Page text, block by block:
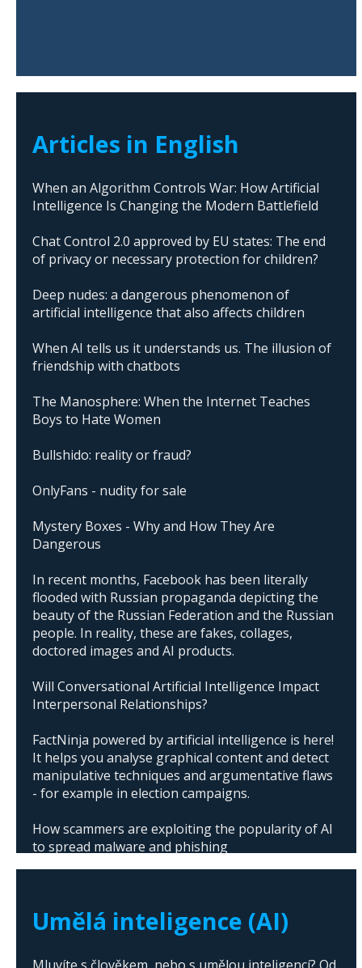
Articles in English
When an Algorithm Controls War: How Artificial
Intelligence Is Changing the Modern Battlefield
Chat Control 2.0 approved by EU states: The end
of privacy or necessary protection for children?
Deep nudes: a dangerous phenomenon of
artificial intelligence that also affects children
When AI tells us it understands us. The illusion of
friendship with chatbots
The Manosphere: When the Internet Teaches
Boys to Hate Women
Bullshido: reality or fraud?
OnlyFans - nudity for sale
Mystery Boxes - Why and How They Are
Dangerous
In recent months, Facebook has been literally
flooded with Russian propaganda depicting the
beauty of the Russian Federation and the Russian
people. In reality, these are fakes, collages,
doctored images and AI products.
Will Conversational Artificial Intelligence Impact
Interpersonal Relationships?
FactNinja powered by artificial intelligence is here!
It helps you analyse graphical content and detect
manipulative techniques and argumentative flaws
- for example in election campaigns.
How scammers are exploiting the popularity of AI
to spread malware and phishing
Umělá inteligence (AI)